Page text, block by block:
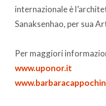
internazionale è
Sanaksenhao, per sua
Per maggiori
www.uponor.it